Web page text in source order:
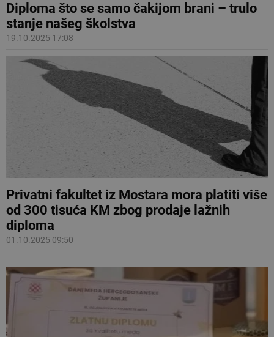
Diploma što se samo čakijom brani – trulo
stanje našeg školstva
19.10.2025 17:08
Privatni fakultet iz Mostara mora platiti više
od 300 tisuća KM zbog prodaje lažnih
diploma
01.10.2025 09:50